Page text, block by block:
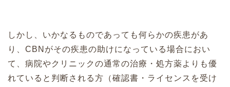
しかし、いかなるものであっても何らかの疾患があ
り、CBNがその疾患の助けになっている場合におい
て、病院やクリニックの通常の治療・処方薬よりも優
れていると判断される方（確認書・ライセンスを受け